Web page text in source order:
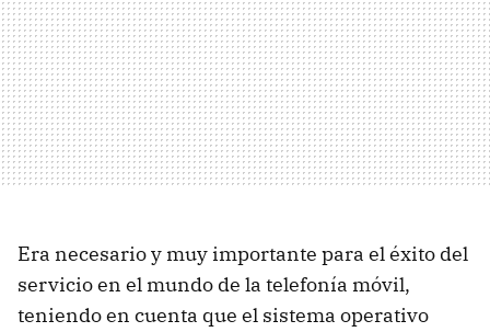
Era necesario y muy importante para el éxito del
servicio en el mundo de la telefonía móvil,
teniendo en cuenta que el sistema operativo